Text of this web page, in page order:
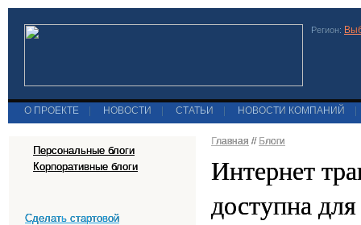
Регион:
О ПРОЕКТЕ НОВОСТИ СТАТЬИ НОВОСТИ КОМПАНИЙ
Персональные блоги
Корпоративные блоги
Сделать стартовой
Главная // Блоги
Интернет
доступна